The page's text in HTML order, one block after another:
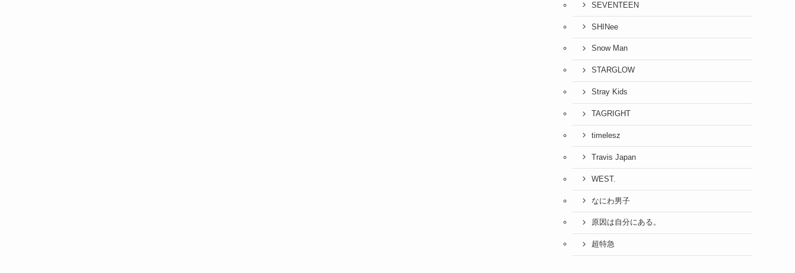
SEVENTEEN
SHINee
Snow Man
STARGLOW
Stray Kids
TAGRIGHT
timelesz
Travis Japan
WEST.
なにわ男子
原因は自分にある。
超特急